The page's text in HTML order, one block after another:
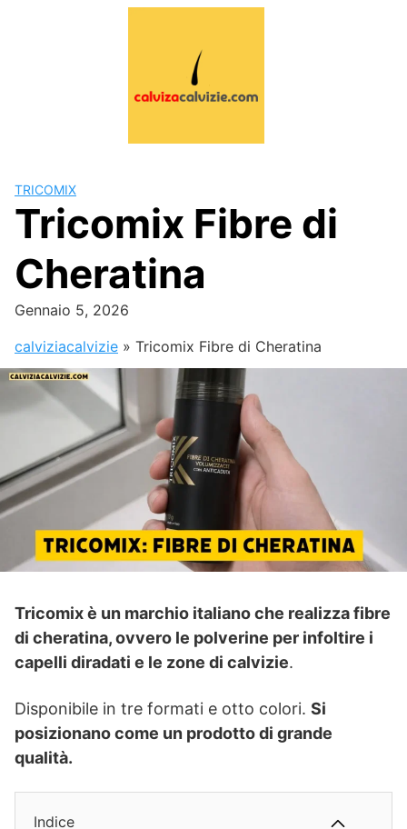
TRICOMIX
Tricomix Fibre di
Cheratina
Gennaio 5, 2026
calviziacalvizie » Tricomix Fibre di Cheratina
Tricomix è un marchio italiano che realizza fibre
di cheratina, ovvero le polverine per infoltire i
capelli diradati e le zone di calvizie.
Disponibile in tre formati e otto colori. Si
posizionano come un prodotto di grande
qualità.
Indice